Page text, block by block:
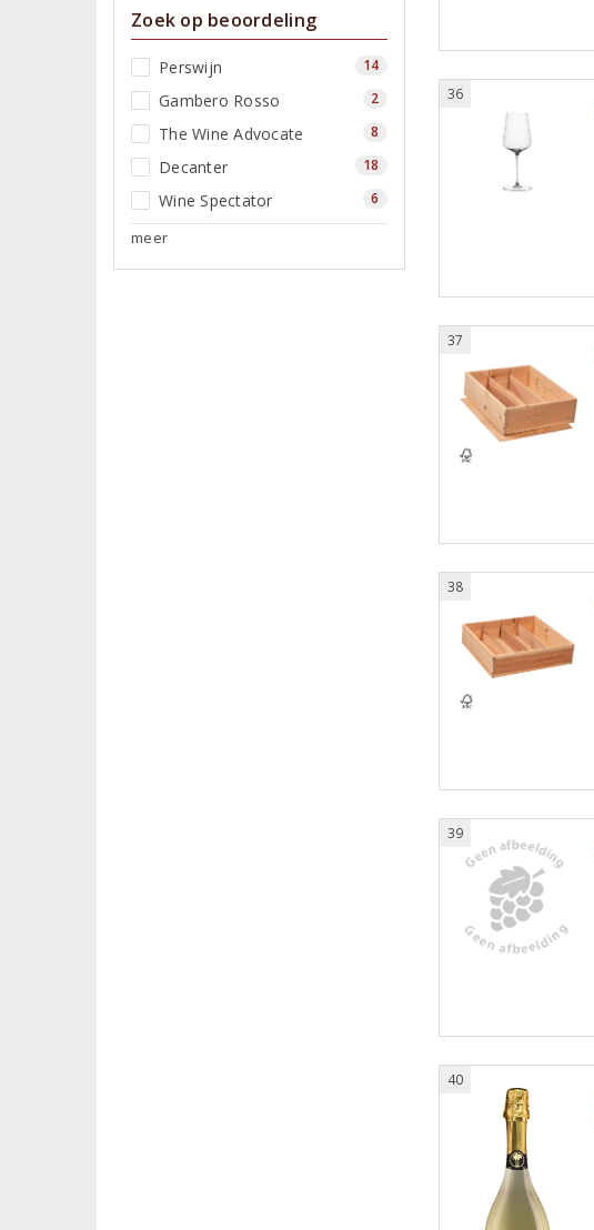
Zoek op beoordeling
Perswijn 14
Gambero Rosso 2
The Wine Advocate 8
Decanter 18
Wine Spectator 6
meer
36
37
38
39
40